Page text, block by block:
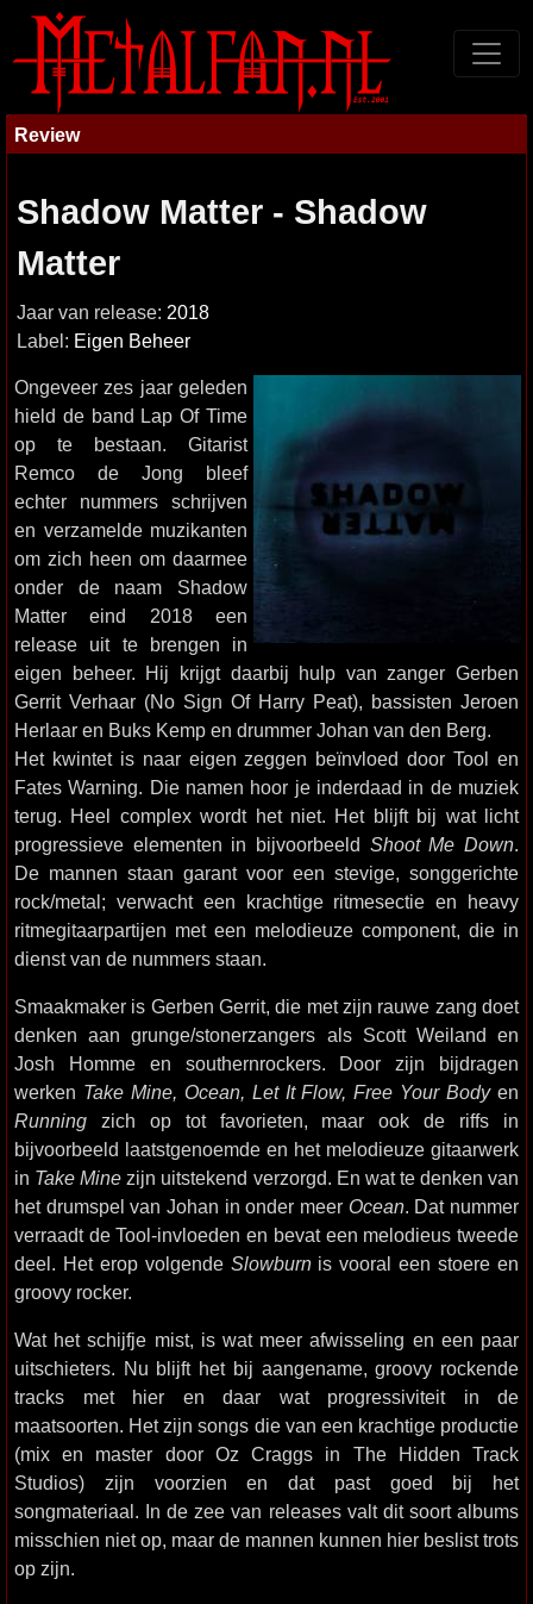
Review
Shadow Matter - Shadow
Matter
Jaar van release: 2018
Label: Eigen Beheer
Ongeveer zes jaar geleden
hield de band Lap Of Time
op te bestaan. Gitarist
Remco de Jong bleef
echter nummers schrijven
en verzamelde muzikanten
om zich heen om daarmee
onder de naam Shadow
Matter eind 2018 een
release uit te brengen in
eigen beheer. Hij krijgt daarbij hulp van zanger Gerben
Gerrit Verhaar (No Sign Of Harry Peat), bassisten Jeroen
Herlaar en Buks Kemp en drummer Johan van den Berg.
Het kwintet is naar eigen zeggen beïnvloed door Tool en
Fates Warning. Die namen hoor je inderdaad in de muziek
terug. Heel complex wordt het niet. Het blijft bij wat licht
progressieve elementen in bijvoorbeeld Shoot Me Down.
De mannen staan garant voor een stevige, songgerichte
rock/metal; verwacht een krachtige ritmesectie en heavy
ritmegitaarpartijen met een melodieuze component, die in
dienst van de nummers staan.
Smaakmaker is Gerben Gerrit, die met zijn rauwe zang doet
denken aan grunge/stonerzangers als Scott Weiland en
Josh Homme en southernrockers. Door zijn bijdragen
werken Take Mine, Ocean, Let It Flow, Free Your Bodyen
Running zich op tot favorieten, maar ook de riffs in
bijvoorbeeld laatstgenoemde en het melodieuze gitaarwerk
in Take Mine zijn uitstekend verzorgd. En wat te denken van
het drumspel van Johan in onder meer Ocean. Dat nummer
verraadt de Tool-invloeden en bevat een melodieus tweede
deel. Het erop volgende Slowburnis vooral een stoere en
groovy rocker.
Wat het schijfje mist, is wat meer afwisseling en een paar
uitschieters. Nu blijft het bij aangename, groovy rockende
tracks met hier en daar wat progressiviteit in de
maatsoorten. Het zijn songs die van een krachtige productie
(mix en master door Oz Craggs in The Hidden Track
Studios) zijn voorzien en dat past goed bij het
songmateriaal. In de zee van releases valt dit soort albums
misschien niet op, maar de mannen kunnen hier beslist trots
op zijn.